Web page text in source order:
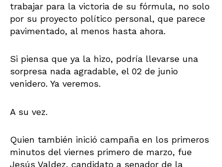
trabajar para la victoria de su fórmula, no solo
por su proyecto político personal, que parece
pavimentado, al menos hasta ahora.
Si piensa que ya la hizo, podría llevarse una
sorpresa nada agradable, el 02 de junio
venidero. Ya veremos.
A su vez.
Quien también inició campaña en los primeros
minutos del viernes primero de marzo, fue
Jesús Valdez, candidato a senador de la